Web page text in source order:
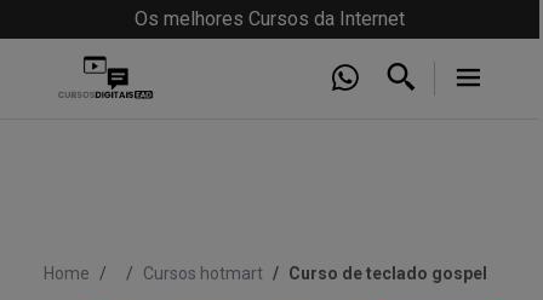
Os melhores Cursos da Internet
Home Cursos hotmart Curso de teclado gospel